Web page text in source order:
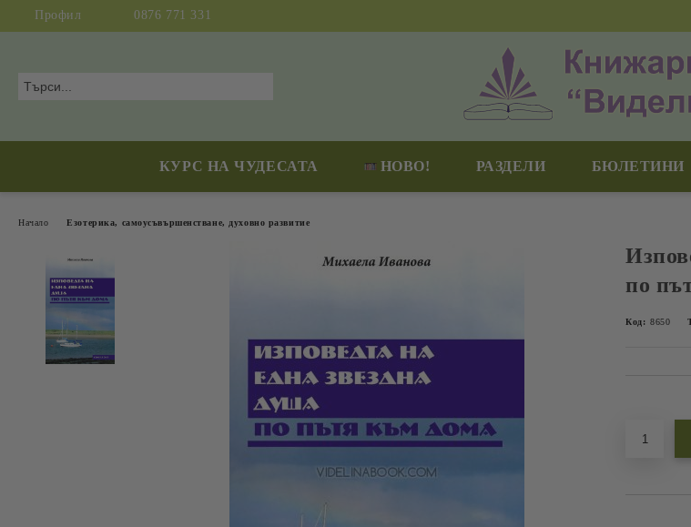
Профил 0876 771 331
КУРС НА ЧУДЕСАТА НОВО! РАЗДЕЛИ БЮЛЕТИНИ
Начало Езотерика, самоусъвършенстване, духовно развитие
по
Код: 8650